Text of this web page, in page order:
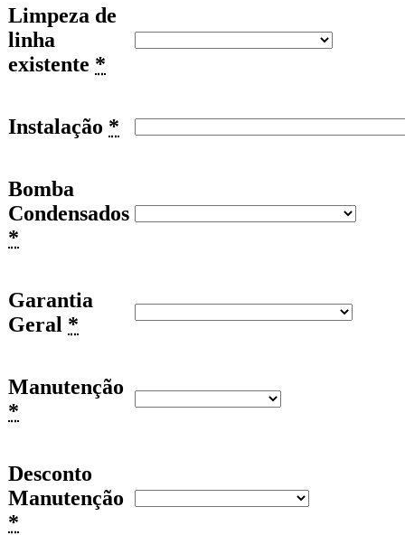
Limpeza de
linha
existente *
Instalação *
Bomba
Condensados
*
Garantia
Geral *
Manutenção
*
Desconto
Manutenção
*